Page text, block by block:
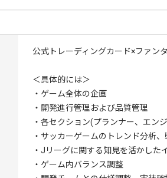
公式トレーディングカード×ファン
＜具体的には＞
・ゲーム全体の企画
・開発進行管理および品質管理
・各セクション(プランナー、エン
・サッカーゲームのトレンド分析、
・Jリーグに関する知見を活かした
・ゲーム内バランス調整